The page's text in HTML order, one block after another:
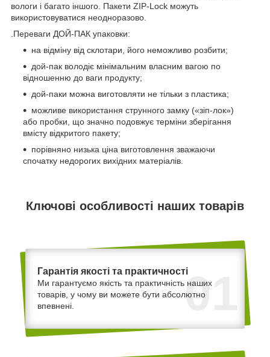
вологи і багато іншого. Пакети ZIP-Lock можуть
використовуватися неодноразово.
.Переваги ДОЙ-ПАК упаковки:
на відміну від склотари, його неможливо розбити;
дой-пак володіє мінімальним власним вагою по
відношенню до ваги продукту;
дой-паки можна виготовляти не тільки з пластика;
можливе використання струнного замку («зіп-лок»)
або пробки, що значно подовжує терміни зберігання
вмісту відкритого пакету;
порівняно низька ціна виготовлення зважаючи
спочатку недорогих вихідних матеріалів.
Ключові особливості наших товарів
01
Гарантія якості та практичності
Ми гарантуємо якість та практичність наших
товарів, у чому ви можете бути абсолютно
впевнені.